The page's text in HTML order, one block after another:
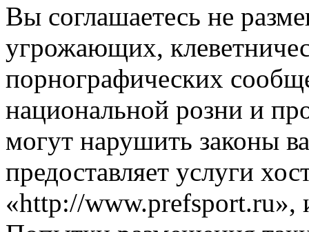
Вы соглашаетесь не
угрожающих,
порнографических
национальной розни и
могут нарушить законы
предоставляет услуги
«http://www.prefsport.ru»,